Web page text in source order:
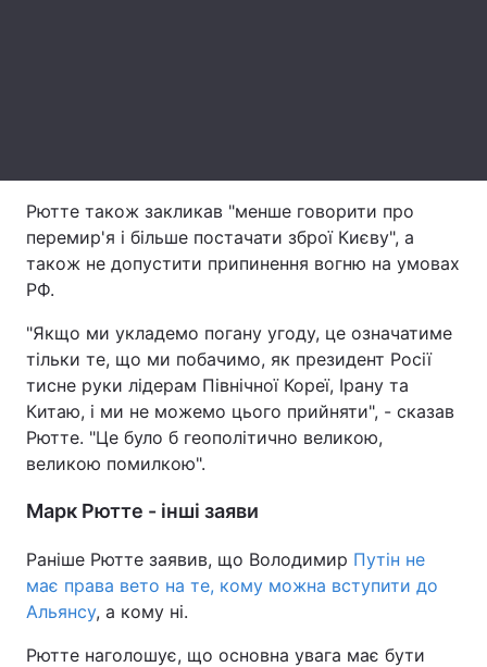
Тема оформлення
Рютте також закликав "менше говорити про
перемир'я і більше постачати зброї Києву", а
також не допустити припинення вогню на умовах
РФ.
"Якщо ми укладемо погану угоду, це означатиме
тільки те, що ми побачимо, як президент Росії
тисне руки лідерам Північної Кореї, Ірану та
Китаю, і ми не можемо цього прийняти", - сказав
Рютте. "Це було б геополітично великою,
великою помилкою".
Марк Рютте - інші заяви
Раніше Рютте заявив, що Володимир Путін не
має права вето на те, кому можна вступити до
Альянсу, а кому ні.
Рютте наголошує, що основна увага має бути